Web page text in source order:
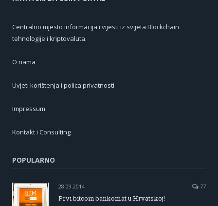
Centralno mjesto informacija i vijesti iz svijeta Blockchain
tehnologije i kriptovaluta.
O nama
Uvjeti korištenja i polica privatnosti
Impressum
Kontakt i Consulting
POPULARNO
28.09.2014 77
Prvi bitcoin bankomat u Hrvatskoj!